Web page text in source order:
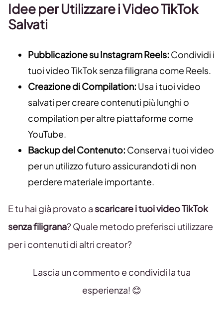
Idee per Utilizzare i Video TikTok
Salvati
Pubblicazione su Instagram Reels: Condividi i
tuoi video TikTok senza filigrana come Reels.
Creazione di Compilation: Usa i tuoi video
salvati per creare contenuti più lunghi o
compilation per altre piattaforme come
YouTube.
Backup del Contenuto: Conserva i tuoi video
per un utilizzo futuro assicurandoti di non
perdere materiale importante.
E tu hai già provato a scaricare i tuoi video TikTok
senza filigrana? Quale metodo preferisci utilizzare
per i contenuti di altri creator?
Lascia un commento e condividi la tua
esperienza! 😊